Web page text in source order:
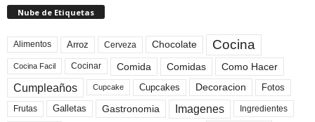
Nube de Etiquetas
Alimentos Arroz Cerveza Chocolate Cocina
Cocina Facil Cocinar Comida Comidas Como Hacer
Cumpleaños Cupcake Cupcakes Decoracion Fotos
Frutas Galletas Gastronomia Imagenes Ingredientes